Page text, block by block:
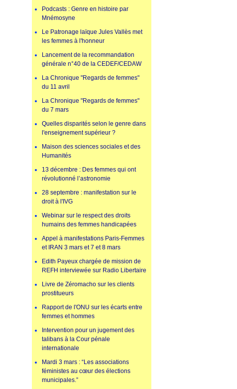
Podcasts : Genre en histoire par
Mnémosyne
Le Patronage laïque Jules Vallès met
les femmes à l'honneur
Lancement de la recommandation
générale n°40 de la CEDEF/CEDAW
La Chronique "Regards de femmes"
du 11 avril
La Chronique "Regards de femmes"
du 7 mars
Quelles disparités selon le genre dans
l'enseignement supérieur ?
Maison des sciences sociales et des
Humanités
13 décembre : Des femmes qui ont
révolutionné l’astronomie
28 septembre : manifestation sur le
droit à l'IVG
Webinar sur le respect des droits
humains des femmes handicapées
Appel à manifestations Paris-Femmes
et IRAN 3 mars et 7 et 8 mars
Edith Payeux chargée de mission de
REFH interviewée sur Radio Libertaire
Livre de Zéromacho sur les clients
prostitueurs
Rapport de l'ONU sur les écarts entre
femmes et hommes
Intervention pour un jugement des
talibans à la Cour pénale
internationale
Mardi 3 mars : “Les associations
féministes au cœur des élections
municipales.”